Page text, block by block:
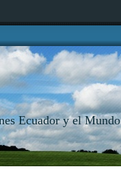
Ecuador y el Mundo